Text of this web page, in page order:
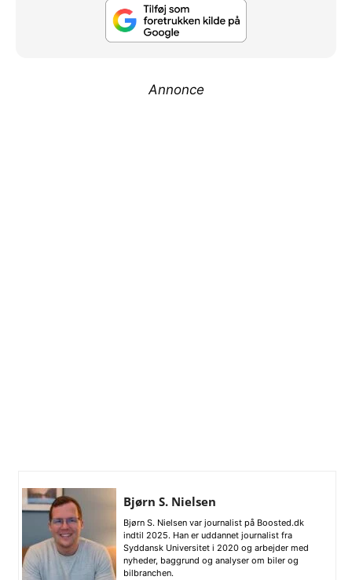
Annonce
Bjørn S. Nielsen
Bjørn S. Nielsen var journalist på Boosted.dk
indtil 2025. Han er uddannet journalist fra
Syddansk Universitet i 2020 og arbejder med
nyheder, baggrund og analyser om biler og
bilbranchen.